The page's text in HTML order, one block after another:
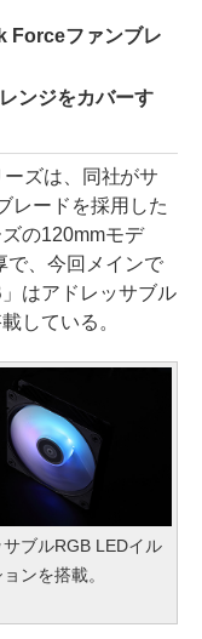
Forceファンブレ
ンジをカバーす
ズは、同社がサ
レードを採用した
の120mmモデ
で、今回メインで
はアドレッサブル
している。
ブルRGB LEDイル
ンを搭載。